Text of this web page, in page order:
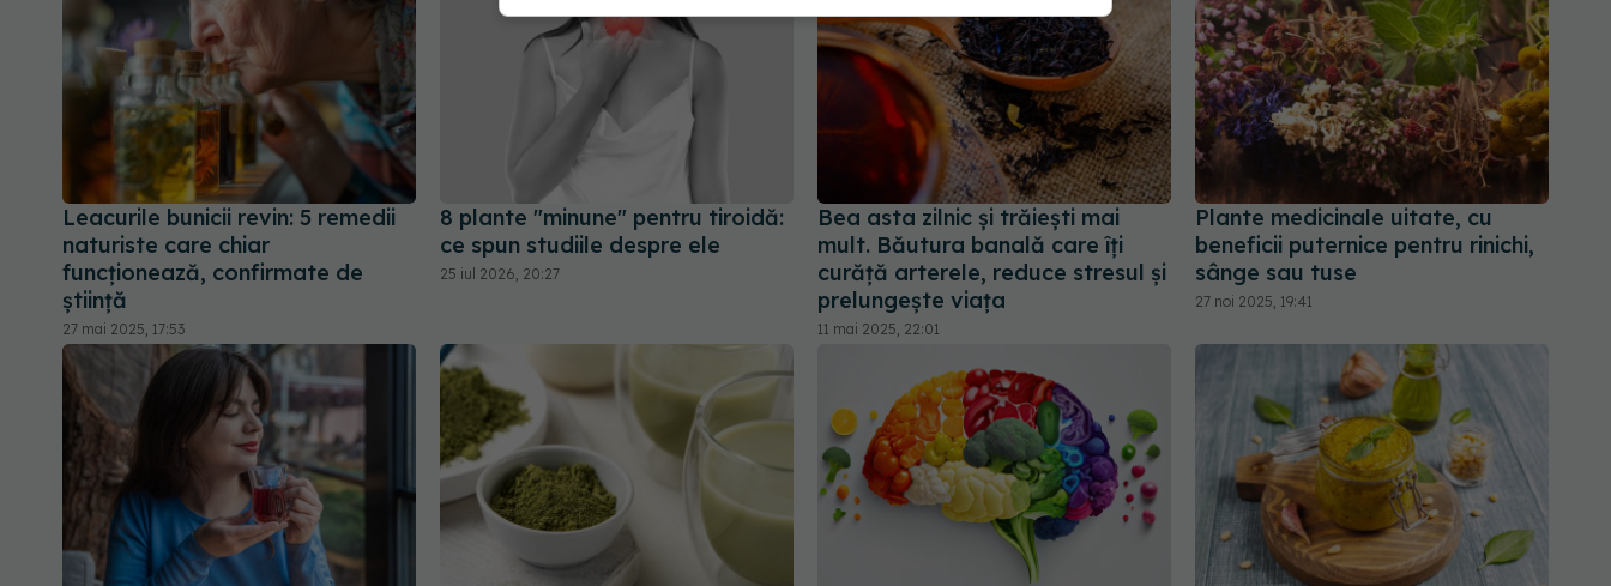
Leacurile bunicii revin: 5 remedii
naturiste care chiar
funcționează, confirmate de
știință
27 mai 2025, 17:53
8 plante "minune" pentru tiroidă:
ce spun studiile despre ele
25 iul 2026, 20:27
Bea asta zilnic și trăiești mai
mult. Băutura banală care îți
curăță arterele, reduce stresul și
prelungește viața
11 mai 2025, 22:01
Plante medicinale uitate, cu
beneficii puternice pentru rinichi,
sânge sau tuse
27 noi 2025, 19:41